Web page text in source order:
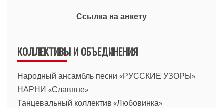
Ссылка на анкету
КОЛЛЕКТИВЫ И ОБЪЕДИНЕНИЯ
Народный ансамбль песни «РУССКИЕ УЗОРЫ»
НАРНИ «Славяне»
Танцевальный коллектив «Любовинка»